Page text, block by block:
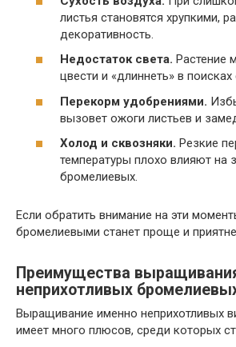
листья становятся хрупкими,
декоративность.
Недостаток света. Растение
цвести и «длиннеть» в поисках
Перекорм удобрениями.
вызовет ожоги листьев и
Холод и сквозняки. Резкие
температуры плохо влияют на
бромелиевых.
Если обратить внимание на эти
бромелиевыми станет проще и
Преимущества
неприхотливых
Выращивание именно неприхотливых
имеет много плюсов, среди которых